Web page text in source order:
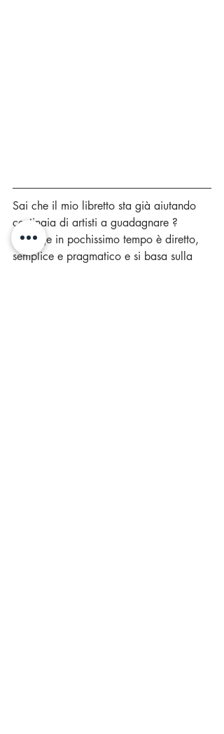
Sai che il mio libretto sta già aiutando
centinaia di artisti a guadagnare ?
Si legge in pochissimo tempo è diretto,
semplice e pragmatico e si basa sulla